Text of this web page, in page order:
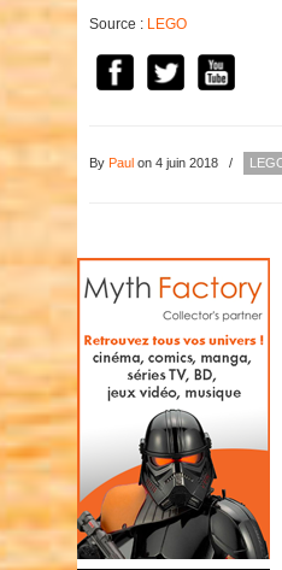
Source : LEGO
By Paul on 4 juin 2018 /